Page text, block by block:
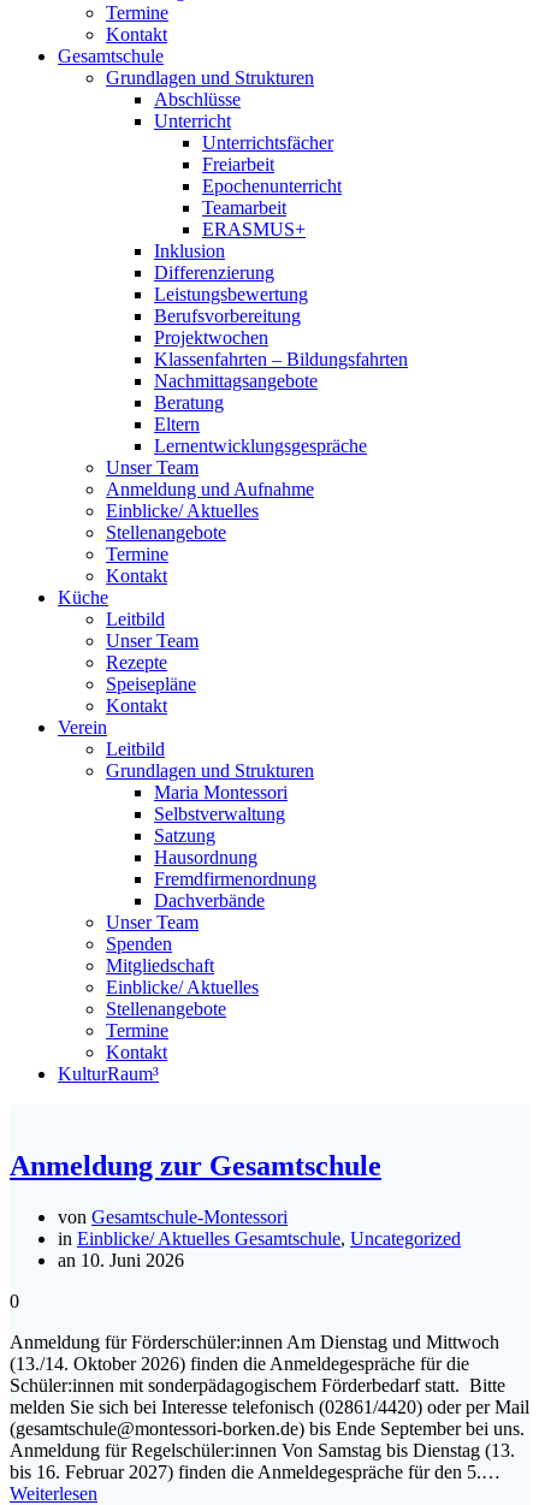
Termine
Kontakt
Gesamtschule
Grundlagen und Strukturen
Abschlüsse
Unterricht
Unterrichtsfächer
Freiarbeit
Epochenunterricht
Teamarbeit
ERASMUS+
Inklusion
Differenzierung
Leistungsbewertung
Berufsvorbereitung
Projektwochen
Klassenfahrten – Bildungsfahrten
Nachmittagsangebote
Beratung
Eltern
Lernentwicklungsgespräche
Unser Team
Anmeldung und Aufnahme
Einblicke/ Aktuelles
Stellenangebote
Termine
Kontakt
Küche
Leitbild
Unser Team
Rezepte
Speisepläne
Kontakt
Verein
Leitbild
Grundlagen und Strukturen
Maria Montessori
Selbstverwaltung
Satzung
Hausordnung
Fremdfirmenordnung
Dachverbände
Unser Team
Spenden
Mitgliedschaft
Einblicke/ Aktuelles
Stellenangebote
Termine
Kontakt
KulturRaum³
Anmeldung zur Gesamtschule
von Gesamtschule-Montessori
in Einblicke/ Aktuelles Gesamtschule, Uncategorized
an 10. Juni 2026
0
Anmeldung für Förderschüler:innen Am Dienstag und Mittwoch
(13./14. Oktober 2026) finden die Anmeldegespräche für die
Schüler:innen mit sonderpädagogischem Förderbedarf statt. Bitte
melden Sie sich bei Interesse telefonisch (02861/4420) oder per Mail
(gesamtschule@montessori-borken.de) bis Ende September bei uns.
Anmeldung für Regelschüler:innen Von Samstag bis Dienstag (13.
bis 16. Februar 2027) finden die Anmeldegespräche für den 5.…
Weiterlesen